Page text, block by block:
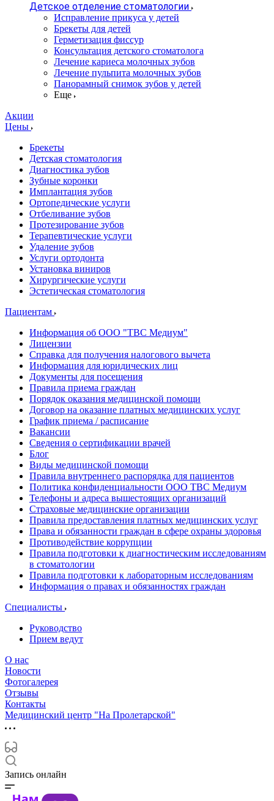
Детское отделение стоматологии
Исправление прикуса у детей
Брекеты для детей
Герметизация фиссур
Консультация детского стоматолога
Лечение кариеса молочных зубов
Лечение пульпита молочных зубов
Панорамный снимок зубов у детей
Еще
Акции
Цены
Брекеты
Детская стоматология
Диагностика зубов
Зубные коронки
Имплантация зубов
Ортопедические услуги
Отбеливание зубов
Протезирование зубов
Терапевтические услуги
Удаление зубов
Услуги ортодонта
Установка виниров
Хирургические услуги
Эстетическая стоматология
Пациентам
Информация об ООО "ТВС Медиум"
Лицензии
Справка для получения налогового вычета
Информация для юридических лиц
Документы для посещения
Правила приема граждан
Порядок оказания медицинской помощи
Договор на оказание платных медицинских услуг
График приема / расписание
Вакансии
Сведения о сертификации врачей
Блог
Виды медицинской помощи
Правила внутреннего распорядка для пациентов
Политика конфиденциальности ООО ТВС Медиум
Телефоны и адреса вышестоящих организаций
Страховые медицинские организации
Правила предоставления платных медицинских услуг
Права и обязанности граждан в сфере охраны здоровья
Противодействие коррупции
Правила подготовки к диагностическим исследованиям
в стоматологии
Правила подготовки к лабораторным исследованиям
Информация о правах и обязанностях граждан
Специалисты
Руководство
Прием ведут
О нас
Новости
Фотогалерея
Отзывы
Контакты
Медицинский центр "На Пролетарской"
Запись онлайн